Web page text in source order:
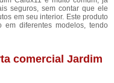
seguros, sem contar que ele
em seu interior. Este produto
diferentes modelos, tendo
comercial Jardim